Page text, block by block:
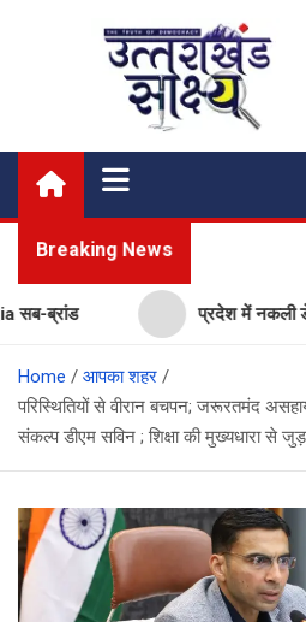
Uttarakhand
My News Portal
Breaking News
प्रदेश में नकली डेयरी
Home
आपका शहर
परिस्थितियों से वीरान बचपन; जरूरतमंद
संकल्प डीएम सविन ; शिक्षा की मुख्यधारा से